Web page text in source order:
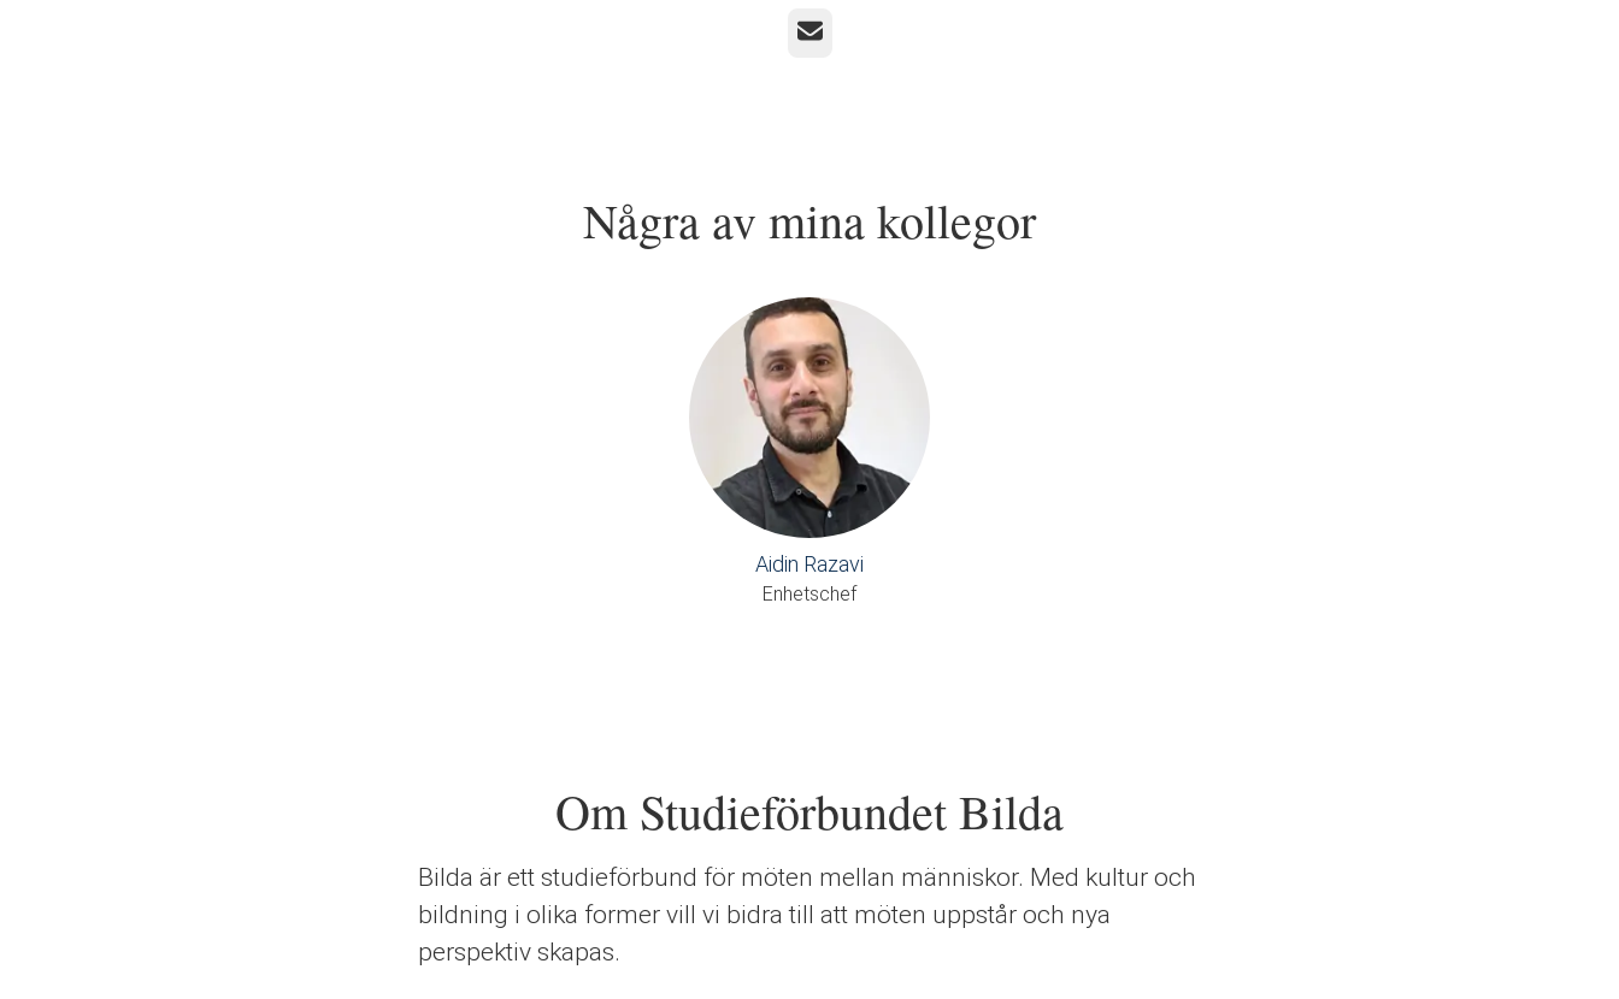
E-post
Några av mina kollegor
Aidin Razavi
Enhetschef
Om Studieförbundet Bilda
Bilda är ett studieförbund för möten mellan människor. Med kultur och
bildning i olika former vill vi bidra till att möten uppstår och nya
perspektiv skapas.